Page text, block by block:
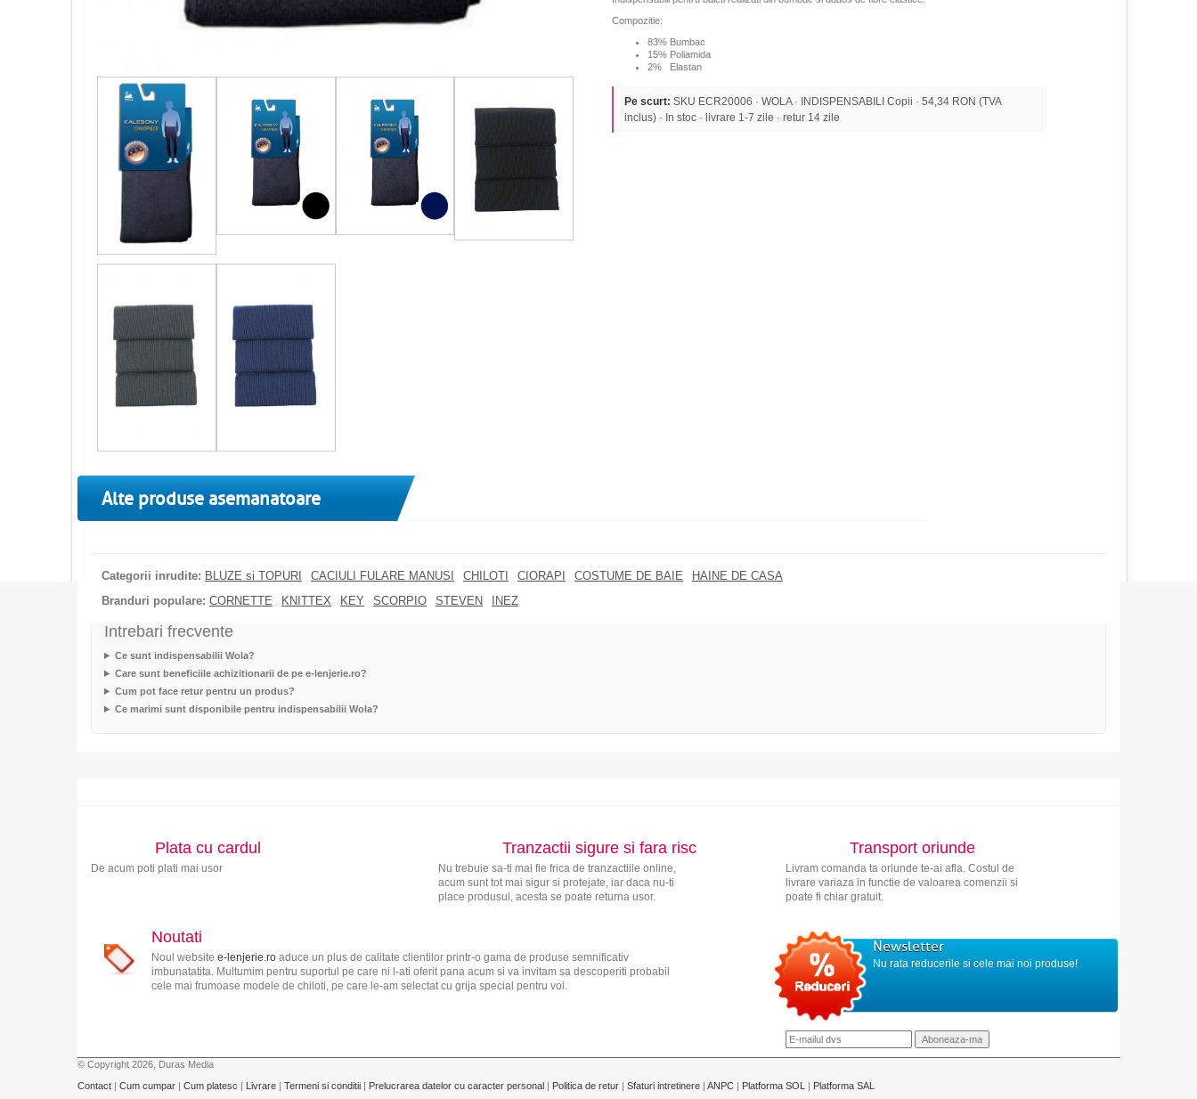
Compozitie:
83% Bumbac
15% Poliamida
2% Elastan
Pe scurt: SKU ECR20006 · WOLA · INDISPENSABILI Copii · 54,34 RON (TVA
inclus) · In stoc · livrare 1-7 zile · retur 14 zile
Alte produse asemanatoare
Categorii inrudite: BLUZE si TOPURI CACIULI FULARE MANUSI CHILOTI CIORAPI COSTUME DE BAIE
HAINE DE CASA
Branduri populare: CORNETTE KNITTEX KEY SCORPIO STEVEN INEZ
Intrebari frecvente
Ce sunt indispensabilii Wola?
Care sunt beneficiile achizitionarii de pe e-lenjerie.ro?
Cum pot face retur pentru un produs?
Ce marimi sunt disponibile pentru indispensabilii Wola?
Plata cu cardul
De acum poti plati mai usor
Tranzactii sigure si fara risc
Nu trebuie sa-ti mai fie frica de tranzactiile online,
acum sunt tot mai sigur si protejate, iar daca nu-ti
place produsul, acesta se poate returna usor.
Transport oriunde
Livram comanda ta oriunde te-ai afla. Costul de
livrare variaza in functie de valoarea comenzii si
poate fi chiar gratuit.
Noutati
Noul website e-lenjerie.roaduce un plus de calitate clientilor printr-o gama de produse semnificativ
imbunatatita. Multumim pentru suportul pe care ni l-ati oferit pana acum si va invitam sa descoperiti probabil
cele mai frumoase modele de chiloti, pe care le-am selectat cu grija special pentru voi.
Newsletter
Nu rata reducerile si cele mai noi produse!
© Copyright 2026, Duras Media
Contact | Cum cumpar | Cum platesc | Livrare | Termeni si conditii | Prelucrarea datelor cu caracter personal | Politica de retur | Sfaturi intretinere | ANPC | Platforma SOL | Platforma SAL